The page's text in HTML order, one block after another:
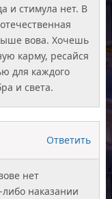
и стимула нет. В
вова. Хочешь
карму, ресайся
для каждого
и света.
Ответить
нет
наказании